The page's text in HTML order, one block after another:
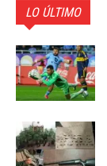
LO ÚLTIMO